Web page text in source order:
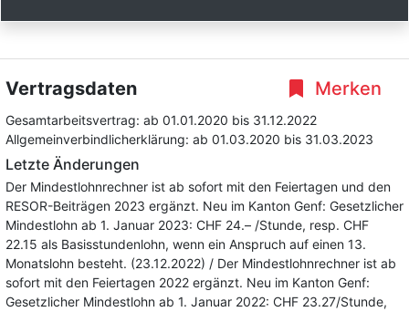
Merken
Vertragsdaten
Gesamtarbeitsvertrag: ab 01.01.2020 bis 31.12.2022
Allgemeinverbindlicherklärung: ab 01.03.2020 bis 31.03.2023
Letzte Änderungen
Der Mindestlohnrechner ist ab sofort mit den Feiertagen und den
RESOR-Beiträgen 2023 ergänzt. Neu im Kanton Genf: Gesetzlicher
Mindestlohn ab 1. Januar 2023: CHF 24.– /Stunde, resp. CHF
22.15 als Basisstundenlohn, wenn ein Anspruch auf einen 13.
Monatslohn besteht. (23.12.2022) / Der Mindestlohnrechner ist ab
sofort mit den Feiertagen 2022 ergänzt. Neu im Kanton Genf:
Gesetzlicher Mindestlohn ab 1. Januar 2022: CHF 23.27/Stunde,